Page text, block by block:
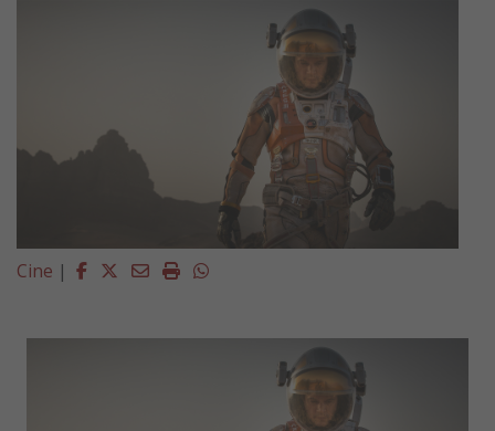
Cine | Facebook
Twitter
EmailImprimirWhatsapp